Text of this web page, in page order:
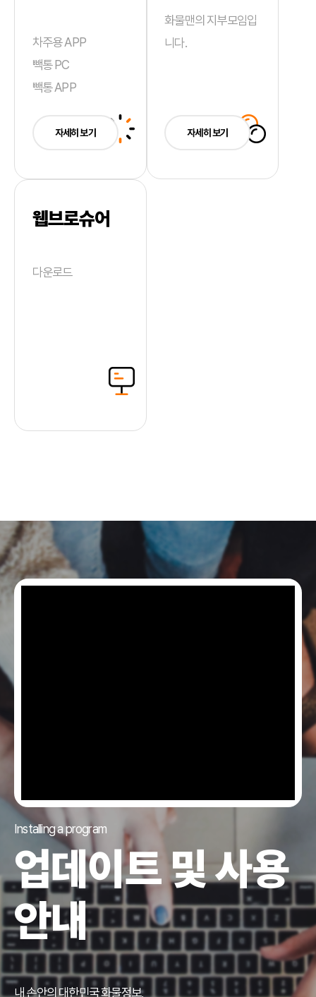
차주용 APP
빽통 PC
빽통 APP
자세히 보기
화물맨의 지부모임입
니다.
자세히 보기
웹브로슈어
다운로드
Installing a program
업데이트 및 사용
안내
내 손안의 대한민국 화물정보,